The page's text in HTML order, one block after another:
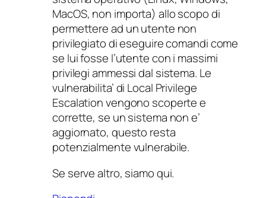
MacOS, non importa) allo scopo di
permettere ad un utente non
privilegiato di eseguire comandi come
se lui fosse l’utente con i massimi
privilegi ammessi dal sistema. Le
vulnerabilita’ di Local Privilege
Escalation vengono scoperte e
corrette, se un sistema non e’
aggiornato, questo resta
potenzialmente vulnerabile.
Se serve altro, siamo qui.